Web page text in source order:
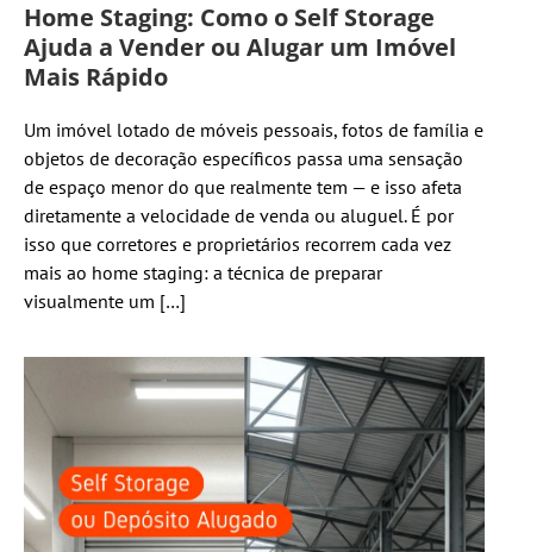
Home Staging: Como o Self Storage
Ajuda a Vender ou Alugar um Imóvel
Mais Rápido
Um imóvel lotado de móveis pessoais, fotos de família e
objetos de decoração específicos passa uma sensação
de espaço menor do que realmente tem — e isso afeta
diretamente a velocidade de venda ou aluguel. É por
isso que corretores e proprietários recorrem cada vez
mais ao home staging: a técnica de preparar
visualmente um […]